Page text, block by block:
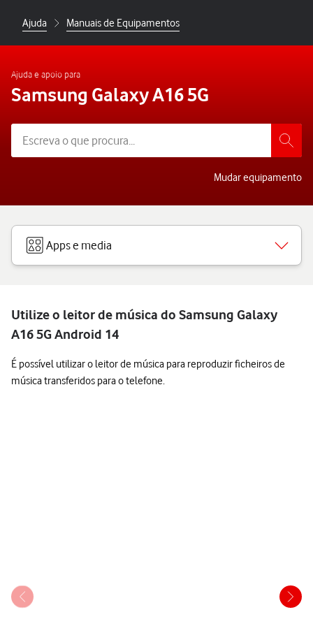
Ajuda Manuais de Equipamentos
Ajuda e apoio para
Samsung Galaxy A16 5G
Mudar equipamento
Apps e media
Utilize o leitor de música do Samsung Galaxy
A16 5G Android 14
É possível utilizar o leitor de música para reproduzir ficheiros de
música transferidos para o telefone.